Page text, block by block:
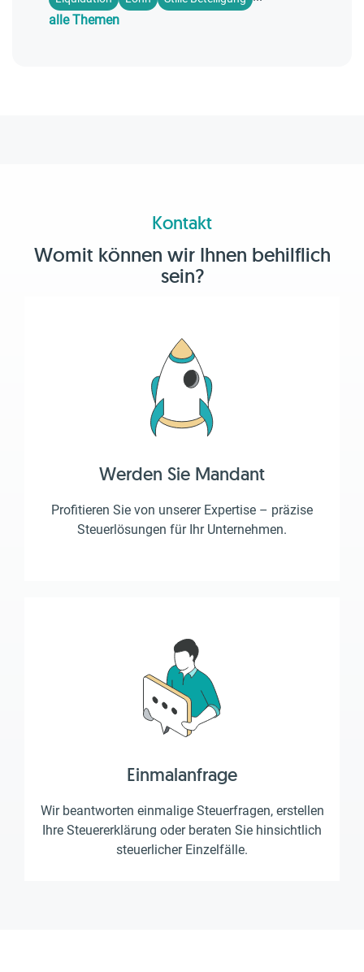
alle Themen
Kontakt
Womit können wir Ihnen behilflich
sein?
Werden Sie Mandant
Profitieren Sie von unserer Expertise – präzise
Steuerlösungen für Ihr Unternehmen.
Einmalanfrage
Wir beantworten einmalige Steuerfragen, erstellen
Ihre Steuererklärung oder beraten Sie hinsichtlich
steuerlicher Einzelfälle.